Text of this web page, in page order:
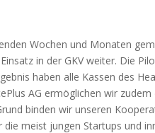
Wochen und Monaten
in der GKV weiter. Die
haben alle Kassen des
AG ermöglichen wir
binden wir unseren
die meist jungen Startups und